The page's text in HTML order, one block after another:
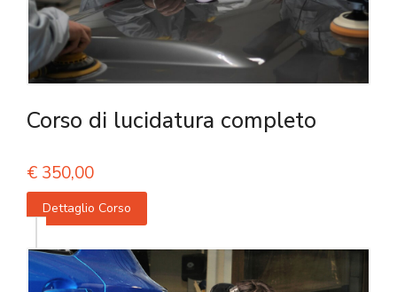
Corso di lucidatura completo
€ 350,00
Dettaglio Corso